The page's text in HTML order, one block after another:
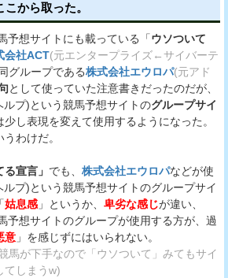
こから取った。
予想サイトにも載っている「ウソついて
会社ACT(元エンタープライズ←サイバーテ
グループである株式会社エウロパ(元アド
として使っていた注意書きだったのだが、
プ)という競馬予想サイトのグループサイ
少し表現を変えて使用するようになった。
うわけだ。
宣言」 でも、 株式会社エウロパなどが使
プ)という競馬予想サイトのグループサイ
姑息感 」というか、 卑劣な感じが違い、
予想サイトのグループが使用する方が、過
意 」を感じずにはいられない。
馬が下手なので「ウソついて」みてもサイ
てしまうw)